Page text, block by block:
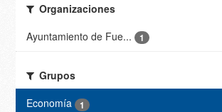
Organizaciones
Ayuntamiento de Fue...
1
Grupos
Economía
1